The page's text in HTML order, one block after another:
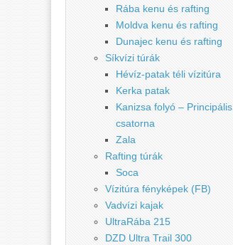
Rába kenu és rafting
Moldva kenu és rafting
Dunajec kenu és rafting
Síkvízi túrák
Hévíz-patak téli vízitúra
Kerka patak
Kanizsa folyó – Principális
csatorna
Zala
Rafting túrák
Soca
Vízitúra fényképek (FB)
Vadvízi kajak
UltraRába 215
DZD Ultra Trail 300